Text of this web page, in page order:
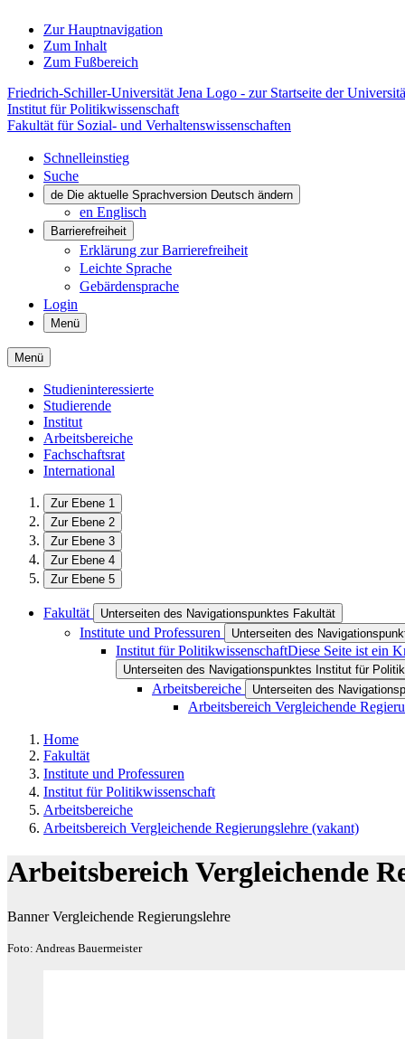
Zur Hauptnavigation
Zum Inhalt
Zum Fußbereich
Friedrich-Schiller-Universität Jena Logo - zur Startseite der
Institut für Politikwissenschaft
Fakultät für Sozial- und Verhaltenswissenschaften
Schnelleinstieg
Suche
de Die aktuelle Sprachversion Deutsch ändern
en Englisch
Barrierefreiheit
Erklärung zur Barrierefreiheit
Leichte Sprache
Gebärdensprache
Login
Menü
Menü
Studieninteressierte
Studierende
Institut
Arbeitsbereiche
Fachschaftsrat
International
Zur Ebene 1
Zur Ebene 2
Zur Ebene 3
Zur Ebene 4
Zur Ebene 5
Fakultät Unterseiten des Navigationspunktes Fakultät
Institute und Professuren Unterseiten des
Institut für PolitikwissenschaftDiese Seite ist ein
Unterseiten des Navigationspunktes Institut für
Arbeitsbereiche Unterseiten des
Arbeitsbereich Vergleichende
Home
Fakultät
Institute und Professuren
Institut für Politikwissenschaft
Arbeitsbereiche
Arbeitsbereich Vergleichende Regierungslehre (vakant)
Arbeitsbereich Vergleichende
Banner Vergleichende Regierungslehre
Foto: Andreas Bauermeister